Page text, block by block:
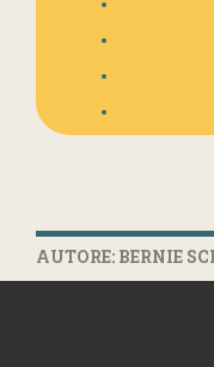
AUTORE: BERNIE